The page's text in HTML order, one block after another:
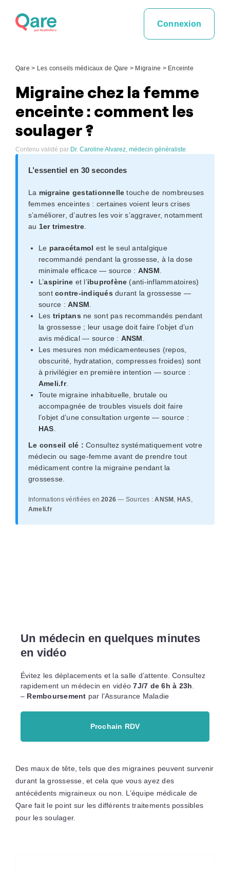
Connexion
Qare > Les conseils médicaux de Qare > Migraine > Enceinte
Migraine chez la femme
enceinte : comment les
soulager ?
Contenu validé par Dr. Caroline Alvarez, médecin généraliste.
L’essentiel en 30 secondes
La migraine gestationnelle touche de nombreuses
femmes enceintes : certaines voient leurs crises
s’améliorer, d’autres les voir s’aggraver, notamment
au 1er trimestre.
Le paracétamol est le seul antalgique
recommandé pendant la grossesse, à la dose
minimale efficace — source : ANSM
L’aspirine et l’ibuprofène (anti-inflammatoires)
sontcontre-indiqués durant la grossesse —
source :ANSM
Les triptans ne sont pas recommandés pendant
la grossesse ; leur usage doit faire l’objet d’un
avis médical — source : ANSM
Les mesures non médicamenteuses (repos,
obscurité, hydratation, compresses froides) sont
à privilégier en première intention — source :
Ameli.fr.
Toute migraine inhabituelle, brutale ou
accompagnée de troubles visuels doit faire
l’objet d’une consultation urgente — source :
HAS
Le conseil clé : Consultez systématiquement votre
médecin ou sage-femme avant de prendre tout
médicament contre la migraine pendant la
grossesse.
Informations vérifiées en2026 — Sources :ANSM , HAS,
Ameli.fr
Un médecin en quelques minutes
en vidéo
Évitez les déplacements et la salle d’attente. Consultez
rapidement un médecin en vidéo 7J/7 de 6h à 23h
– Remboursement par l’Assurance Maladie
Prochain RDV
Des maux de tête, tels que des migraines peuvent survenir
durant la grossesse, et cela que vous ayez des
antécédents migraineux ou non. L’équipe médicale de
Qare fait le point sur les différents traitements possibles
pour les soulager.